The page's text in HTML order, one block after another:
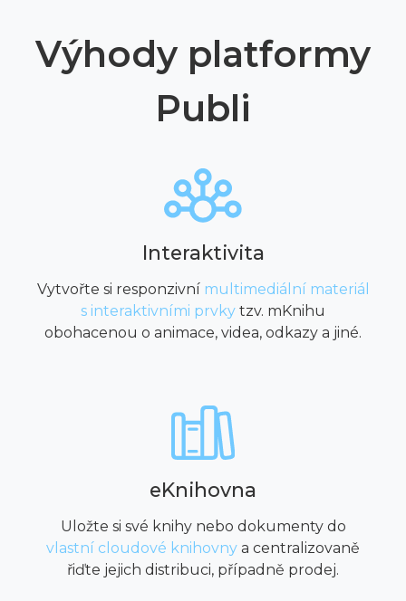
Výhody platformy
Publi
Interaktivita
Vytvořte si responzivní multimediální materiál
s interaktivními prvky tzv. mKnihu
obohacenou o animace, videa, odkazy a jiné.
eKnihovna
Uložte si své knihy nebo dokumenty do
vlastní cloudové knihovny a centralizovaně
řiďte jejich distribuci, případně prodej.